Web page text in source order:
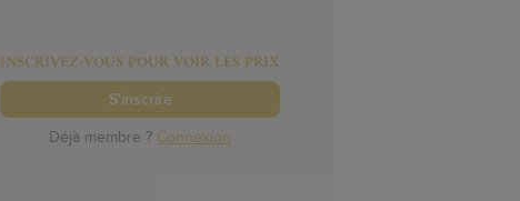
INSCRIVEZ-VOUS POUR VOIR LES PRIX
S'inscrire
Déjà membre ? Connexion